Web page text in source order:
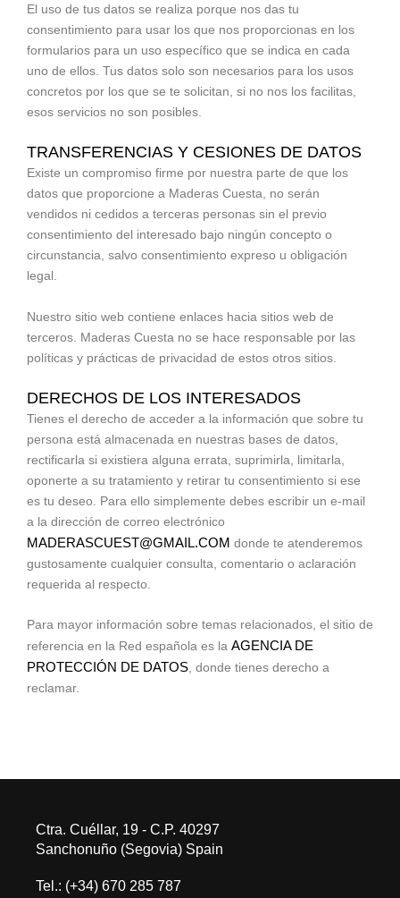
El uso de tus datos se realiza porque nos das tu
consentimiento para usar los que nos proporcionas en los
formularios para un uso específico que se indica en cada
uno de ellos. Tus datos solo son necesarios para los usos
concretos por los que se te solicitan, si no nos los facilitas,
esos servicios no son posibles.
TRANSFERENCIAS Y CESIONES DE DATOS
Existe un compromiso firme por nuestra parte de que los
datos que proporcione a Maderas Cuesta, no serán
vendidos ni cedidos a terceras personas sin el previo
consentimiento del interesado bajo ningún concepto o
circunstancia, salvo consentimiento expreso u obligación
legal.
Nuestro sitio web contiene enlaces hacia sitios web de
terceros. Maderas Cuesta no se hace responsable por las
políticas y prácticas de privacidad de estos otros sitios.
DERECHOS DE LOS INTERESADOS
Tienes el derecho de acceder a la información que sobre tu
persona está almacenada en nuestras bases de datos,
rectificarla si existiera alguna errata, suprimirla, limitarla,
oponerte a su tratamiento y retirar tu consentimiento si ese
es tu deseo. Para ello simplemente debes escribir un e-mail
a la dirección de correo electrónico
MADERASCUEST@GMAIL.COM donde te atenderemos
gustosamente cualquier consulta, comentario o aclaración
requerida al respecto.
Para mayor información sobre temas relacionados, el sitio de
referencia en la Red española es la AGENCIA DE
PROTECCIÓN DE DATOS, donde tienes derecho a
reclamar.
Ctra. Cuéllar, 19 - C.P. 40297
Sanchonuño (Segovia) Spain
Tel.: (+34) 670 285 787